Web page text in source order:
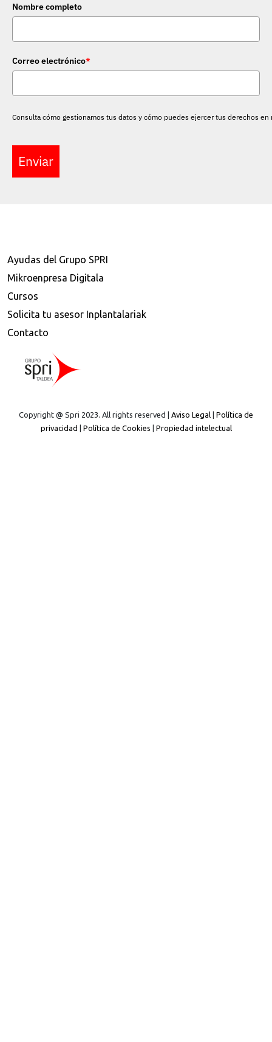
Nombre completo
Correo electrónico*
Consulta cómo gestionamos tus datos y cómo puedes ejercer tus derechos
Enviar
Ayudas del Grupo SPRI
Mikroenpresa Digitala
Cursos
Solicita tu asesor Inplantalariak
Contacto
Copyright @ Spri 2023. All rights reserved | Aviso Legal | Política de
privacidad | Política de Cookies | Propiedad intelectual